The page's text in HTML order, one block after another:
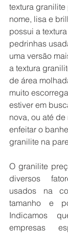
textura
nome, lisa e
possui a
pedrinhas
uma versão
a textura
de área
muito
estiver em
nova, ou até
enfeitar o
granilite na
O granilite
diversos
usados na
tamanho e
Indicamos
empresas